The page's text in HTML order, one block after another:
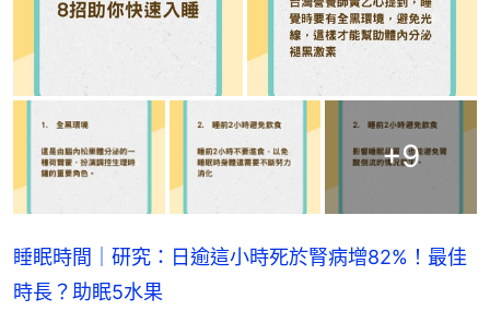
+9
睡眠時間｜研究：日逾這小時死於腎病增82%！最佳
時長？助眠5水果